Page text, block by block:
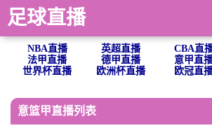
足球直播
NBA直播 英超直播 CBA直
法甲直播
德甲直播 意甲直
世界杯直播
欧洲杯直播 欧冠直
意篮甲直播列表